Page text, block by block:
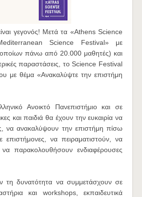
γεγονός! Μετά τα «Athens Science
Science Festival» με
πάνω από 20.000 μαθητές) και
παραστάσεις, το Science Festival
με θέμα «Ανακαλύψτε την επιστήμη
Ανοικτό Πανεπιστήμιο και σε
και παιδιά θα έχουν την ευκαιρία να
να ανακαλύψουν την επιστήμη πίσω
να πειραματιστούν, να
παρακολουθήσουν ενδιαφέρουσες
τη δυνατότητα να συμμετάσχουν σε
και workshops, εκπαιδευτικά